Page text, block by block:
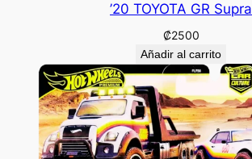
’20 TOYOTA GR Supra
₡2500
Añadir al carrito